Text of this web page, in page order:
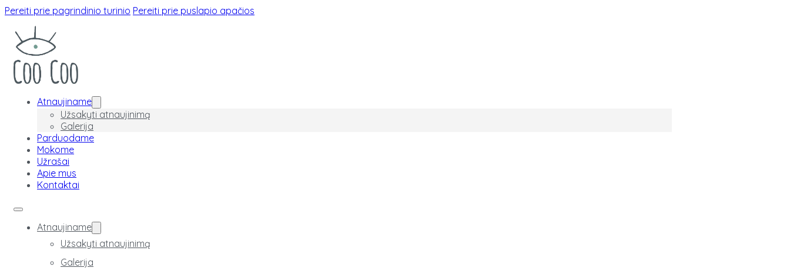
Pereiti prie pagrindinio turinio Pereiti prie puslapio apačios
Atnaujiname
Užsakyti atnaujinimą
Galerija
Parduodame
Mokome
Užrašai
Apie mus
Kontaktai
Atnaujiname
Užsakyti atnaujinimą
Galerija